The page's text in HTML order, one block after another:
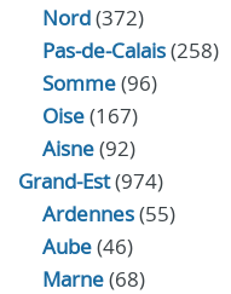
Nord(372)
Pas-de-Calais(258)
Somme(96)
Oise(167)
Aisne(92)
Grand-Est(974)
Ardennes(55)
Aube(46)
Marne(68)